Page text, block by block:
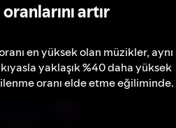
artır
en yüksek olan müzikler, aynı
yaklaşık %40 daha yüksek
oranı elde etme eğiliminde.